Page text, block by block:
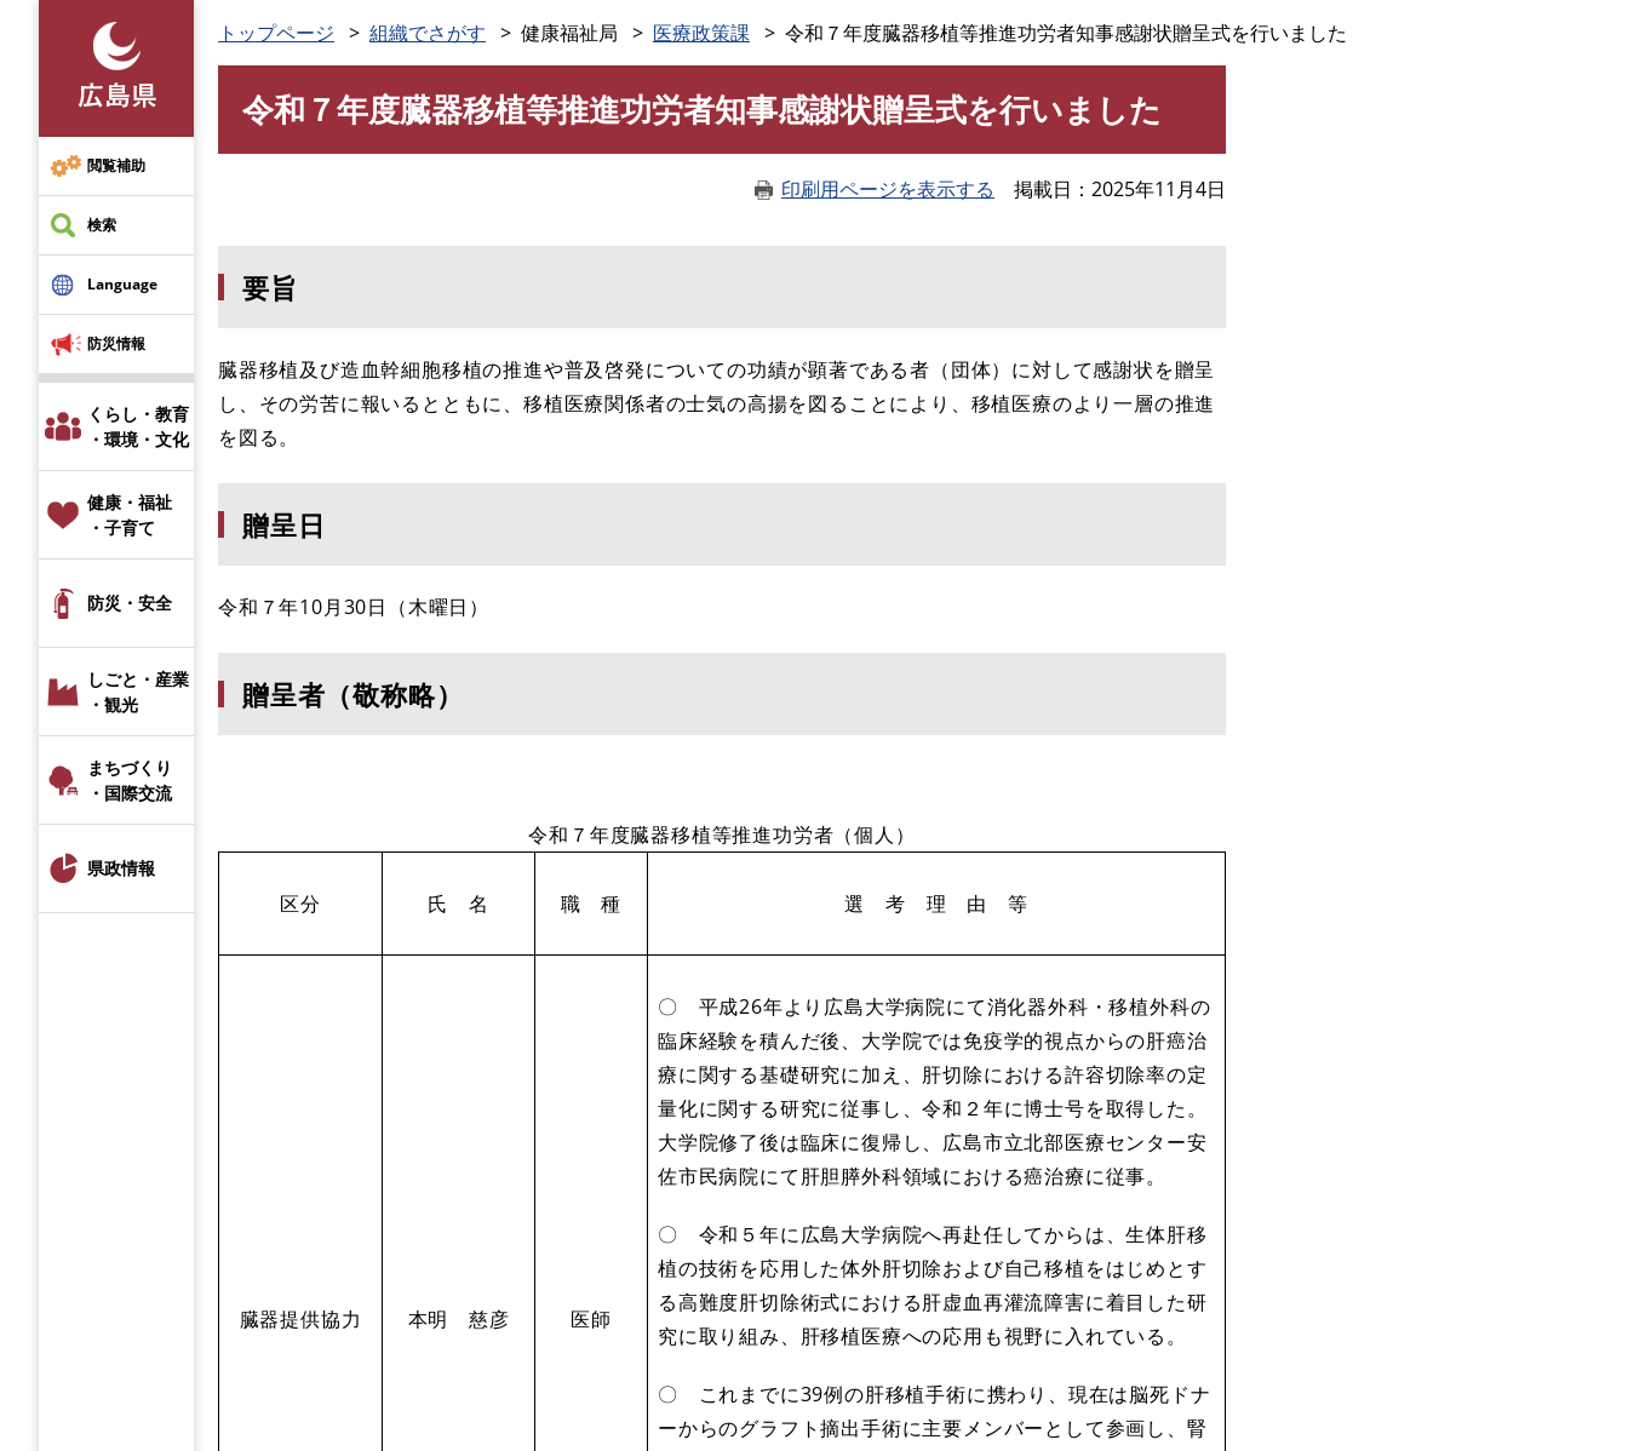
先
頭
で
す
閲覧補助
検索
Language
防災情報
くらし・教育
・環境・文化
健康・福祉
・子育て
防災・安全
しごと・産業
・観光
まちづくり
・国際交流
県政情報
トップページ 組織でさがす 健康福祉局 医療政策課 令和７年度臓器移植等推進功労者知事感謝状贈呈式を行いました
令和７年度臓器移植等推進功労者知事感謝状贈呈式を行いました
印刷用ページを表示する 掲載日 2025年11月4日
要旨
臓器移植及び造血幹細胞移植の推進や普及啓発についての功績が顕著である者（団体）に対して感謝状を贈呈
し、その労苦に報いるとともに、移植医療関係者の士気の高揚を図ることにより、移植医療のより一層の推進
を図る。
贈呈日
令和７年10月30日（木曜日）
贈呈者（敬称略）
令和７年度臓器移植等推進功労者（個人）
区分 氏 名 職 種 選 考 理 由 等
臓器提供協力 本明 慈彦 医師
〇 平成26年より広島大学病院にて消化器外科・移植外科の
臨床経験を積んだ後、大学院では免疫学的視点からの肝癌治
療に関する基礎研究に加え、肝切除における許容切除率の定
量化に関する研究に従事し、令和２年に博士号を取得した。
大学院修了後は臨床に復帰し、広島市立北部医療センター安
佐市民病院にて肝胆膵外科領域における癌治療に従事。
〇 令和５年に広島大学病院へ再赴任してからは、生体肝移
植の技術を応用した体外肝切除および自己移植をはじめとす
る高難度肝切除術式における肝虚血再灌流障害に着目した研
究に取り組み、肝移植医療への応用も視野に入れている。
〇 これまでに39例の肝移植手術に携わり、現在は脳死ドナ
ーからのグラフト摘出手術に主要メンバーとして参画し、腎